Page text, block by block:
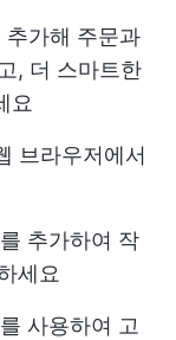
추가해 주문과
, 더 스마트한
요
브라우저에서
추가하여 작
세요
사용하여 고